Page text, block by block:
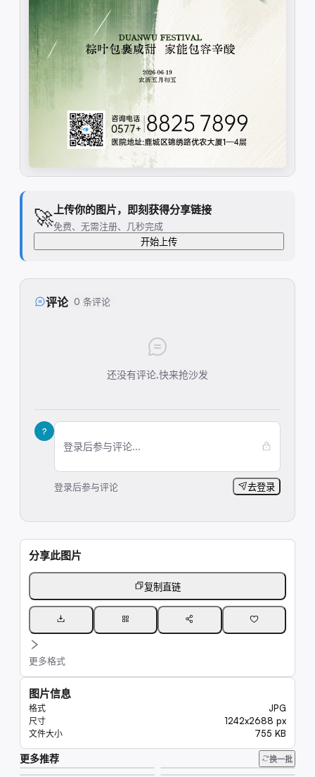
🚀上传你的图片，即刻获得分享链接
免费、无需注册、几秒完成
开始上传
评论 0 条评论
还没有评论,快来抢沙发
?
登录后参与评论...
登录后参与评论 去登录
分享此图片
复制直链
更多格式
图片信息
格式 JPG
尺寸 1242x2688 px
文件大小 755 KB
更多推荐 换一批
7.8K
20K
7.8K
7.8K
7.5K